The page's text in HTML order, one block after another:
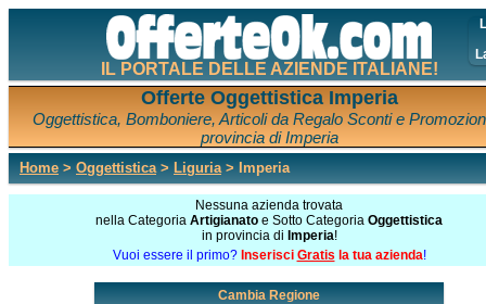
IL PORTALE DELLE AZIENDE ITALIANE!
Offerte Oggettistica Imperia
Oggettistica, Bomboniere, Articoli da Regalo Sconti e
provincia di Imperia
Home > Oggettistica> Liguria> Imperia
Nessuna azienda trovata
nella Categoria Artigianato e Sotto Categoria Oggettistica
in provincia di Imperia!
Vuoi essere il primo? Inserisci Gratis la tua azienda!
Cambia Regione